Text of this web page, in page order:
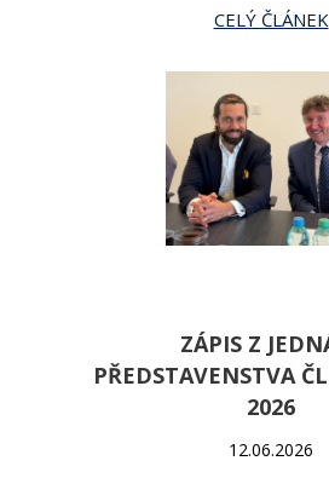
CELÝ ČLÁNEK
ZÁPIS Z
PŘEDSTAVENSTVA
2026
12.06.2026